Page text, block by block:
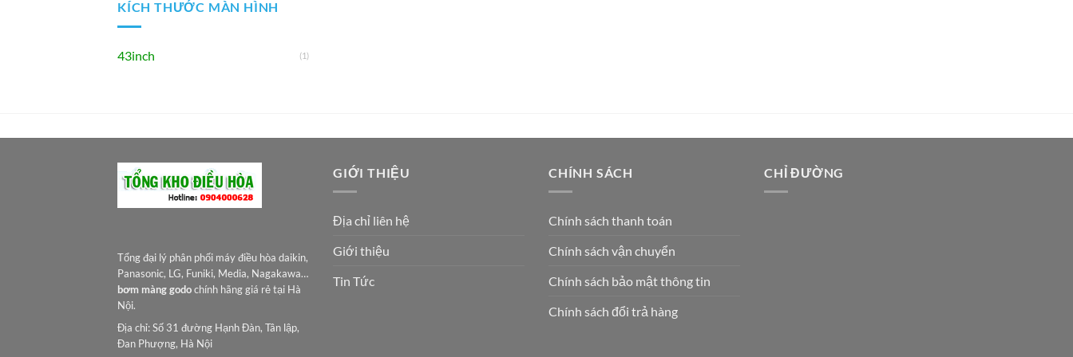
KÍCH THƯỚC MÀN HÌNH
43inch (1)
Tổng đại lý phân phối máy điều hòa daikin,
Panasonic, LG, Funiki, Media, Nagakawa…
bơm màng godochính hãng giá rẻ tại Hà
Nội.
Địa chỉ: Số 31 đường Hạnh Đàn, Tân lập,
Đan Phượng, Hà Nội
GIỚI THIỆU
Địa chỉ liên hệ
Giới thiệu
Tin Tức
CHÍNH SÁCH
Chính sách thanh toán
Chính sách vận chuyển
Chính sách bảo mật thông tin
Chính sách đổi trả hàng
CHỈ ĐƯỜNG